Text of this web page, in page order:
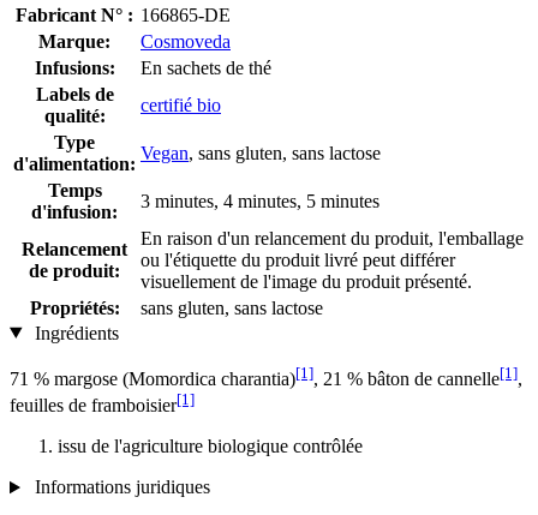
Fabricant N° : 166865-DE
Marque:
Cosmoveda
Infusions:
En sachets de thé
Labels de
qualité:
certifié bio
Type
d'alimentation:
Vegan, sans gluten, sans lactose
Temps
d'infusion:
3 minutes, 4 minutes, 5 minutes
Relancement
de produit:
En raison d'un relancement du produit, l'emballage
ou l'étiquette du produit livré peut différer
visuellement de l'image du produit présenté.
Propriétés:
sans gluten, sans lactose
Ingrédients
71 % margose (Momordica charantia)[1], 21 % bâton de cannelle[1],
feuilles de framboisier[1]
issu de l'agriculture biologique contrôlée
Informations juridiques